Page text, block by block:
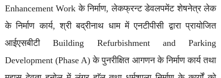
Enhancement Work के निर्माण, लेकफ्रन्ट डेवलपमेंट शेषनेत्र लेक
के निर्माण कार्य, श्री बद्रीनाथ धाम में एनटीपीसी द्वारा प्रायोजित
आईएसबीटी Building Refurbishment and Parking
Development (Phase A) के पुनरीक्षित आगणन के निर्माण कार्य तथा